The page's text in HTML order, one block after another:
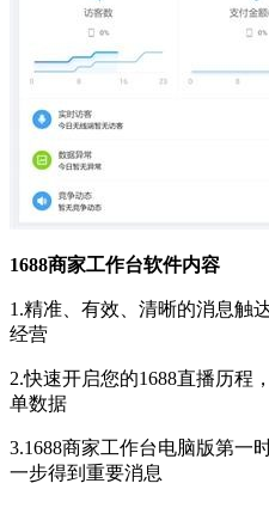
1688商家工作台软件内容
1.精准、有效、清晰的消息触
经营
2.快速开启您的1688直播历程
单数据
3.1688商家工作台电脑版第一
一步得到重要消息